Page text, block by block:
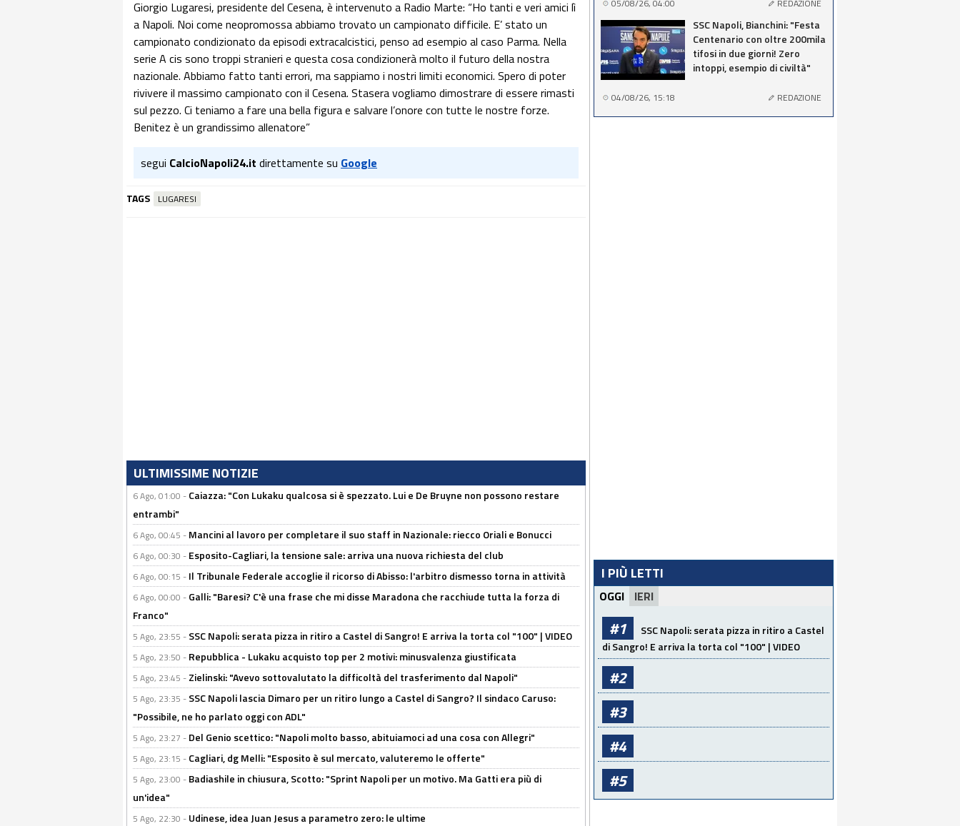
Giorgio Lugaresi, presidente del Cesena, è intervenuto a Radio Marte: “Ho tanti e veri amici lì
a Napoli. Noi come neopromossa abbiamo trovato un campionato difficile. E’ stato un
campionato condizionato da episodi extracalcistici, penso ad esempio al caso Parma. Nella
serie A cis sono troppi stranieri e questa cosa condizionerà molto il futuro della nostra
nazionale. Abbiamo fatto tanti errori, ma sappiamo i nostri limiti economici. Spero di poter
rivivere il massimo campionato con il Cesena. Stasera vogliamo dimostrare di essere rimasti
sul pezzo. Ci teniamo a fare una bella figura e salvare l’onore con tutte le nostre forze.
Benitez è un grandissimo allenatore”
segui CalcioNapoli24.it direttamente su Google
TAGS LUGARESI
ULTIMISSIME NOTIZIE
6 Ago, 01:00 - Caiazza: "Con Lukaku qualcosa si è spezzato. Lui e De Bruyne non possono restare
entrambi"
6 Ago, 00:45 - Mancini al lavoro per completare il suo staff in Nazionale: riecco Oriali e Bonucci
6 Ago, 00:30 - Esposito-Cagliari, la tensione sale: arriva una nuova richiesta del club
6 Ago, 00:15 - Il Tribunale Federale accoglie il ricorso di Abisso: l'arbitro dismesso torna in attività
6 Ago, 00:00 - Galli: "Baresi? C'è una frase che mi disse Maradona che racchiude tutta la forza di
Franco"
5 Ago, 23:55 - SSC Napoli: serata pizza in ritiro a Castel di Sangro! E arriva la torta col "100" | VIDEO
5 Ago, 23:50 - Repubblica - Lukaku acquisto top per 2 motivi: minusvalenza giustificata
5 Ago, 23:45 - Zielinski: "Avevo sottovalutato la difficoltà del trasferimento dal Napoli"
5 Ago, 23:35 - SSC Napoli lascia Dimaro per un ritiro lungo a Castel di Sangro? Il sindaco Caruso:
"Possibile, ne ho parlato oggi con ADL"
5 Ago, 23:27 - Del Genio scettico: "Napoli molto basso, abituiamoci ad una cosa con Allegri"
5 Ago, 23:15 - Cagliari, dg Melli: "Esposito è sul mercato, valuteremo le offerte"
5 Ago, 23:00 - Badiashile in chiusura, Scotto: "Sprint Napoli per un motivo. Ma Gatti era più di
un'idea"
5 Ago, 22:30 - Udinese, idea Juan Jesus a parametro zero: le ultime
05/08/26, 04:00 REDAZIONE
SSC Napoli, Bianchini: "Festa
Centenario con oltre 200mila
tifosi in due giorni! Zero
intoppi, esempio di civiltà"
04/08/26, 15:18 REDAZIONE
I PIÙ LETTI
OGGI IERI
#1
SSC Napoli: serata pizza in ritiro a Castel
di Sangro! E arriva la torta col "100" | VIDEO
#2
#3
#4
#5